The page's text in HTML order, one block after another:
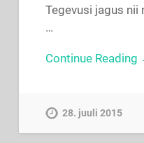
Tegevusi jagus nii
…
Continue Reading
28. juuli 2015